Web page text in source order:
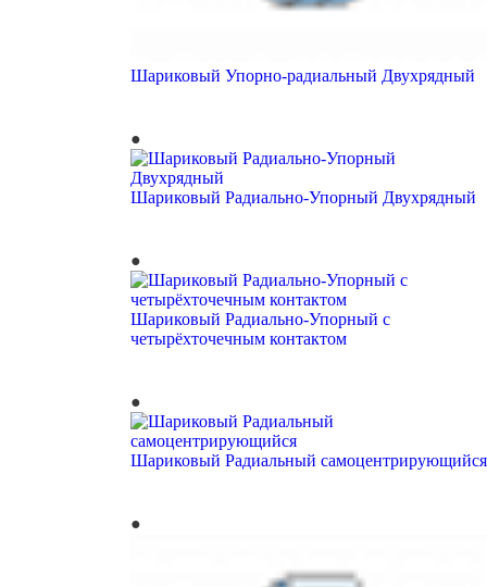
Шариковый Упорно-радиальный Двухрядный
Шариковый Радиально-Упорный Двухрядный
Шариковый Радиально-Упорный с
четырёхточечным контактом
Шариковый Радиальный самоцентрирующийся